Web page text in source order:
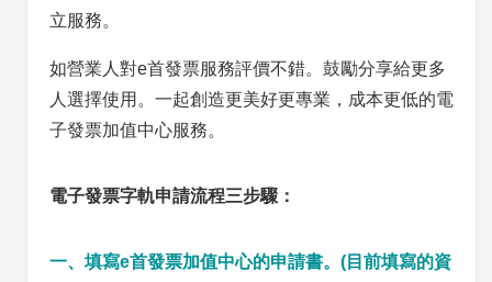
立服務。
如營業人對e首發票服務評價不錯。鼓勵分享給更多
人選擇使用。一起創造更美好更專業，成本更低的電
子發票加值中心服務。
電子發票字軌申請流程三步驟：
一、填寫e首發票加值中心的申請書。(目前填寫的資